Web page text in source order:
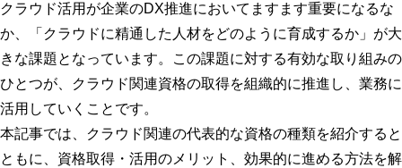
クラウド活用が企業のDX推進においてますます重要になるな
か、「クラウドに精通した人材をどのように育成するか」が大
きな課題となっています。この課題に対する有効な取り組みの
ひとつが、クラウド関連資格の取得を組織的に推進し、業務に
活用していくことです。
本記事では、クラウド関連の代表的な資格の種類を紹介すると
ともに、資格取得・活用のメリット、効果的に進める方法を解